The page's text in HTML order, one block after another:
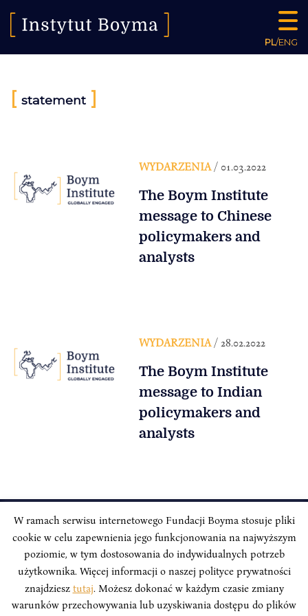
PL/ENG
[ statement ]
WYDARZENIA/ 01.03.2022
The Boym Institute
message to Chinese
policymakers and
analysts
WYDARZENIA/ 28.02.2022
The Boym Institute
message to Indian
policymakers and
analysts
INSTYTUT BOYMA / Asian Century
Adres korespondencyjny: ul. Freta 11/5, 00-027 Warszawa
Odwiedź nas w mediach społecznościowych:
W ramach serwisu internetowego Fundacji Boyma stosuje pliki
cookie w celu zapewnienia jego funkcjonowania na najwyższym
poziomie, w tym dostosowania do indywidualnych potrzeb
użytkownika. Więcej informacji o naszej polityce prywatności
znajdziesz tutaj. Możesz dokonać w każdym czasie zmiany
warunków przechowywania lub uzyskiwania dostępu do plików